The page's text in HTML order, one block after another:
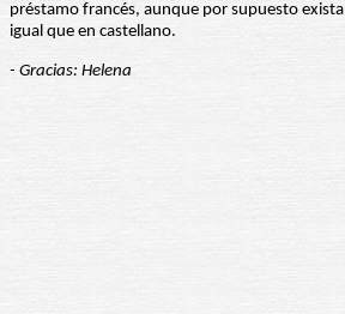
préstamo francés, aunque por supuesto exista
igual que en castellano.
- Gracias: Helena